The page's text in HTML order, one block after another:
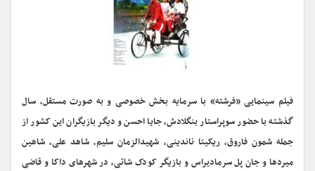
فیلم سینمایی «فرشته» با سرمایه بخش خصوصی و به صورت مستقل، سال
گذشته با حضور سوپراستار بنگلادش، جایا احسن و‌ دیگر بازیگران این کشور از
جمله شمون فاروق، ریکیتا ناندینی، شهیدالزمان سلیم، شاهد علی، شاهین
میردها و جان پل سرمادیراس و بازیگر کودک شاتی، در شهرهای داکا و قاضی